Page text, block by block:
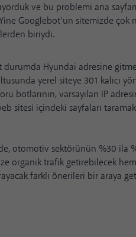
ve bu problemi ana
Googlebot’un sitemizde çok
biriydi.
Hyundai adresine
yerel siteye 301 kalıcı
botlarının, varsayılan IP
sitesi içindeki sayfaları
otomotiv sektörünün %30 ila
organik trafik getirebilecek
farklı önerileri bir araya